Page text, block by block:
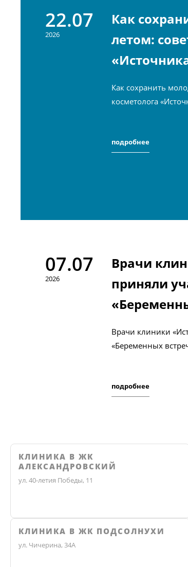
22.07
2026
Как
летом:
Как сохранить
косметолога
подробнее
07.07
2026
Врачи
приняли
Врачи клиники
«Беременных
подробнее
КЛИНИКА В ЖК
АЛЕКСАНДРОВСКИЙ
ул. 40-летия Победы, 11
КЛИНИКА В ЖК ПОДСОЛНУХИ
ул. Чичерина, 34А